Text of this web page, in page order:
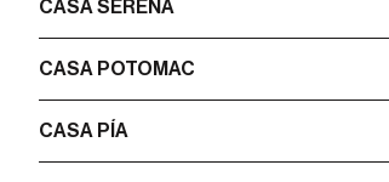
CASA SERENA
CASA POTOMAC
CASA PÍA